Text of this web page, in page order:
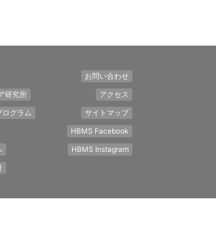
お問い合わせ
研究所
アクセス
ログラム
サイトマップ
HBMS Facebook
HBMS Instagram